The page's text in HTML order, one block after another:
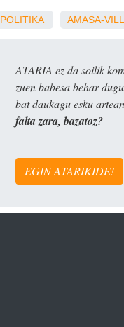
POLITIKA AMASA-
ATARIA ez da soilik
zuen babesa behar
bat daukagu esku
falta zara, bazatoz?
EGIN ATARIKIDE!